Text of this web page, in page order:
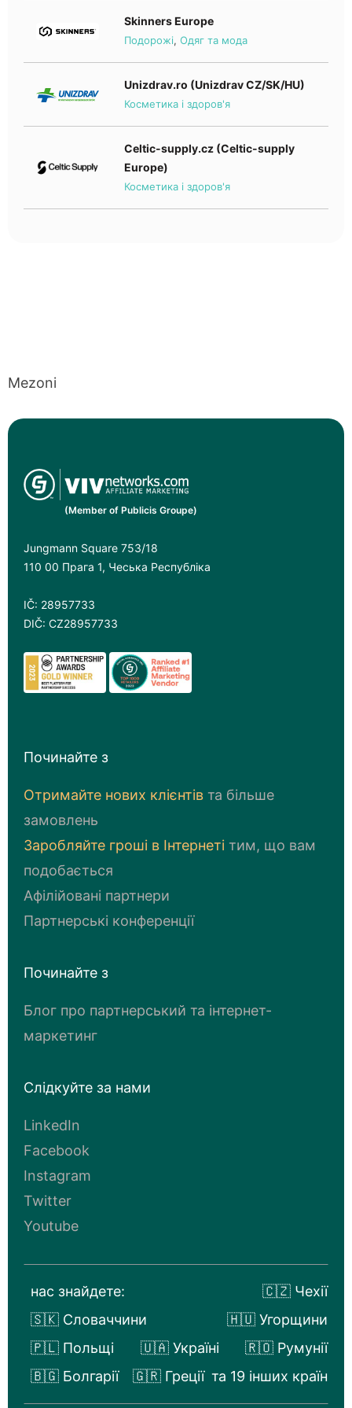
Skinners Europe
Подорожі, Одяг та мода
Unizdrav.ro (Unizdrav CZ/SK/HU)
Косметика і здоров'я
Celtic-supply.cz (Celtic-supply
Europe)
Косметика і здоров'я
Mezoni
(Member of Publicis Groupe)
Jungmann Square 753/18
110 00 Прага 1, Чеська Республіка
IČ: 28957733
DIČ: CZ28957733
Починайте з
Отримайте нових клієнтів та більше
замовлень
Заробляйте грошi в Iнтернетi тим, що вам
подобається
Афілійовані партнери
Партнерські конференції
Починайте з
Блог про партнерський та інтернет-
маркетинг
Слідкуйте за нами
LinkedIn
Facebook
Instagram
Twitter
Youtube
нас знайдете:
🇨🇿 Чехії
🇸🇰 Словаччини
🇭🇺 Угорщини
🇵🇱 Польщі
🇺🇦 Україні
🇷🇴 Румунії
🇧🇬 Болгарії
🇬🇷 Греції та 19 інших країн